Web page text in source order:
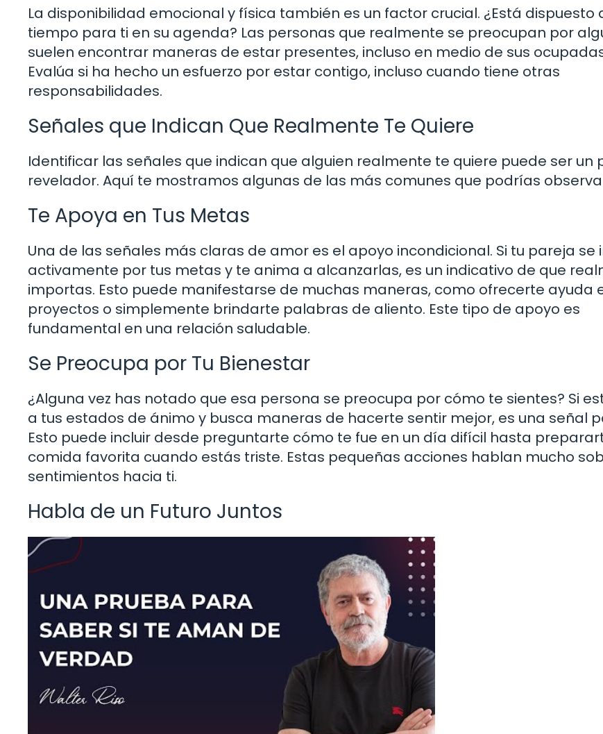
La disponibilidad emocional y física también es un factor crucial. ¿Está dispuesto
tiempo para ti en su agenda? Las personas que realmente se preocupan por
suelen encontrar maneras de estar presentes, incluso en medio de sus
Evalúa si ha hecho un esfuerzo por estar contigo, incluso cuando tiene otras
responsabilidades.
Señales que Indican Que Realmente Te Quiere
Identificar las señales que indican que alguien realmente te quiere puede ser un
revelador. Aquí te mostramos algunas de las más comunes que podrías
Te Apoya en Tus Metas
Una de las señales más claras de amor es el apoyo incondicional. Si tu pareja se
activamente por tus metas y te anima a alcanzarlas, es un indicativo de que
importas. Esto puede manifestarse de muchas maneras, como ofrecerte ayuda
proyectos o simplemente brindarte palabras de aliento. Este tipo de apoyo es
fundamental en una relación saludable.
Se Preocupa por Tu Bienestar
¿Alguna vez has notado que esa persona se preocupa por cómo te sientes? Si
a tus estados de ánimo y busca maneras de hacerte sentir mejor, es una señal
Esto puede incluir desde preguntarte cómo te fue en un día difícil hasta
comida favorita cuando estás triste. Estas pequeñas acciones hablan mucho
sentimientos hacia ti.
Habla de un Futuro Juntos